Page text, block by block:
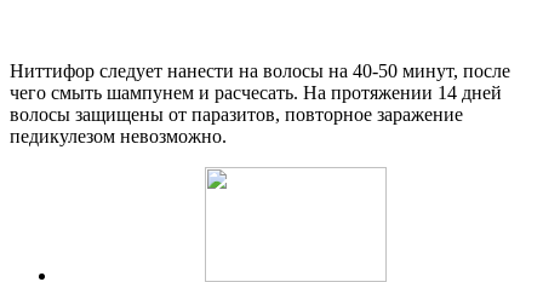
Ниттифор следует нанести на волосы на 40-50 минут, после
чего смыть шампунем и расчесать. На протяжении 14 дней
волосы защищены от паразитов, повторное заражение
педикулезом невозможно.